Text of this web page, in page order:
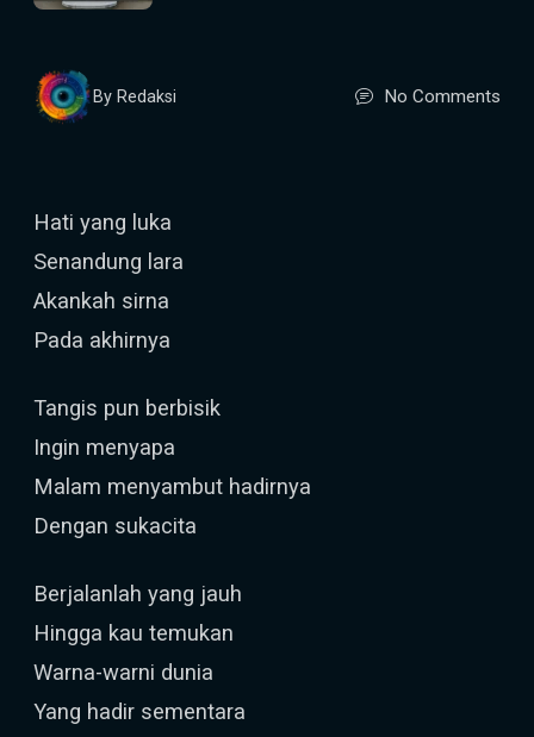
By Redaksi No Comments
Hati yang luka
Senandung lara
Akankah sirna
Pada akhirnya
Tangis pun berbisik
Ingin menyapa
Malam menyambut hadirnya
Dengan sukacita
Berjalanlah yang jauh
Hingga kau temukan
Warna-warni dunia
Yang hadir sementara